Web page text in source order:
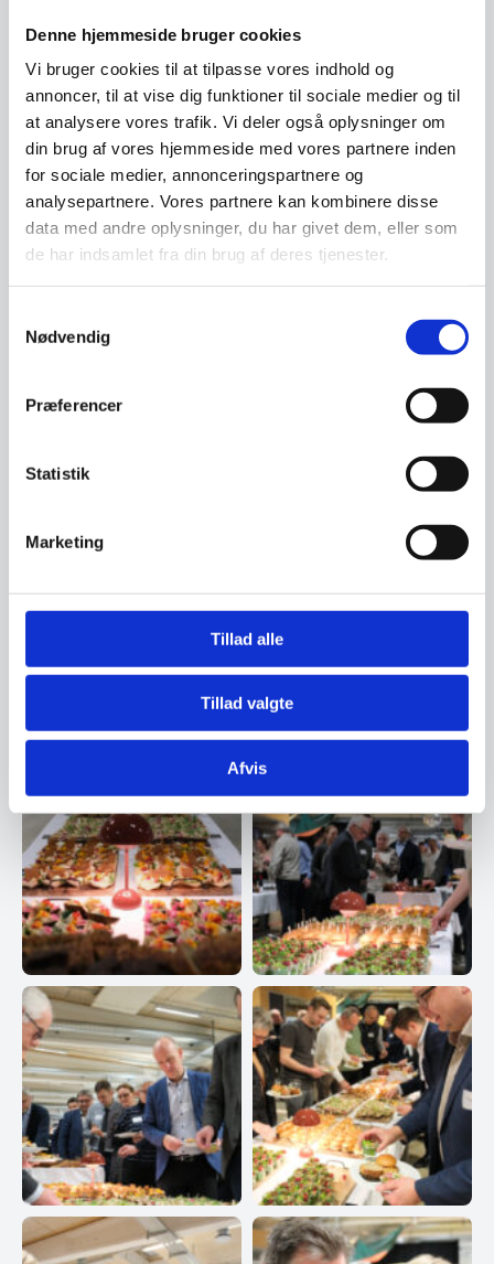
Denne hjemmeside bruger cookies
Vi bruger cookies til at tilpasse vores indhold og
annoncer, til at vise dig funktioner til sociale medier og til
at analysere vores trafik. Vi deler også oplysninger om
din brug af vores hjemmeside med vores partnere inden
for sociale medier, annonceringspartnere og
analysepartnere. Vores partnere kan kombinere disse
data med andre oplysninger, du har givet dem, eller som
de har indsamlet fra din brug af deres tjenester.
Nødvendig
Præferencer
Statistik
Marketing
Tillad alle
Tillad valgte
Afvis